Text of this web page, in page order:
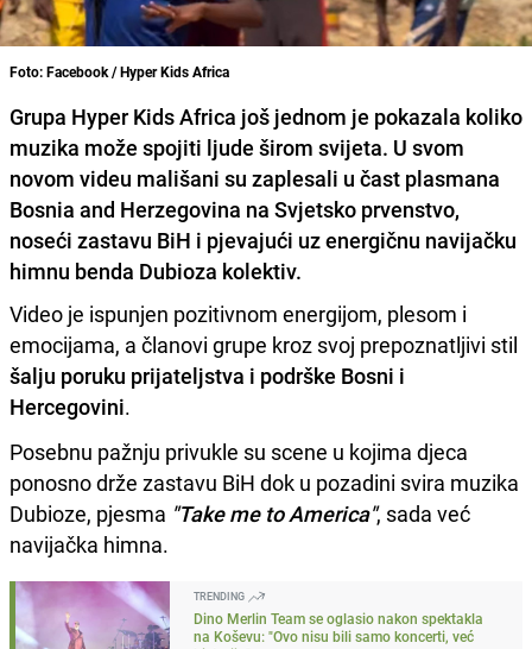
Foto: Facebook / Hyper Kids Africa
Grupa Hyper Kids Africa još jednom je pokazala koliko
muzika može spojiti ljude širom svijeta. U svom
novom videu mališani su zaplesali u čast plasmana
Bosnia and Herzegovina na Svjetsko prvenstvo,
noseći zastavu BiH i pjevajući uz energičnu navijačku
himnu benda Dubioza kolektiv.
Video je ispunjen pozitivnom energijom, plesom i
emocijama, a članovi grupe kroz svoj prepoznatljivi stil
šalju poruku prijateljstva i podrške Bosni i
Hercegovini.
Posebnu pažnju privukle su scene u kojima djeca
ponosno drže zastavu BiH dok u pozadini svira muzika
Dubioze, pjesma "Take me to America", sada već
navijačka himna.
TRENDING
Dino Merlin Team se oglasio nakon spektakla
na Koševu: "Ovo nisu bili samo koncerti, već